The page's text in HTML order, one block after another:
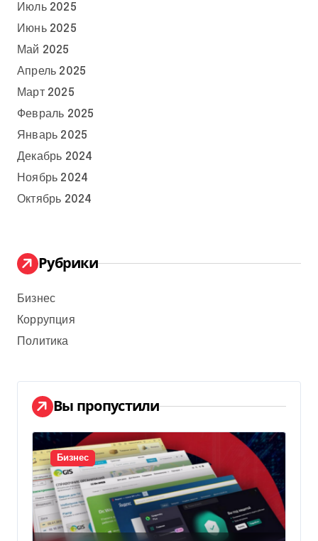
Июль 2025
Июнь 2025
Май 2025
Апрель 2025
Март 2025
Февраль 2025
Январь 2025
Декабрь 2024
Ноябрь 2024
Октябрь 2024
Рубрики
Бизнес
Коррупция
Политика
Вы пропустили
Бизнес